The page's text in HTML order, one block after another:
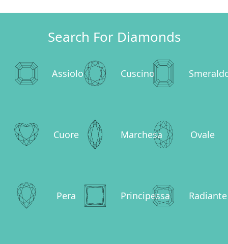
Search For Diamonds
Assiolo Cuscino
Cuore Marchesa Ovale
Pera Principessa Radiante